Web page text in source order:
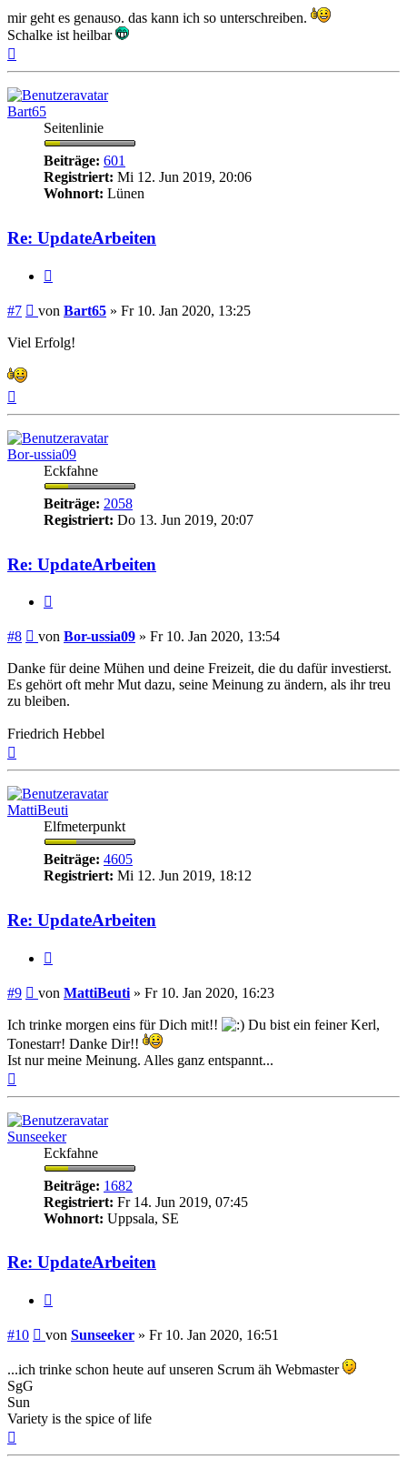
mir geht es genauso. das kann ich so unterschreiben.
Schalke ist heilbar
oben
Bart65
Seitenlinie
Beiträge: 601
Registriert: Mi 12. Jun 2019, 20:06
Wohnort: Lünen
Re: UpdateArbeiten
#7 Beitrag
von Bart65 » Fr 10. Jan 2020, 13:25
Viel Erfolg!
Bor-ussia09
Eckfahne
Beiträge: 2058
Registriert: Do 13. Jun 2019, 20:07
Re: UpdateArbeiten
#8 Beitrag
von Bor-ussia09 » Fr 10. Jan 2020, 13:54
Danke für deine Mühen und deine Freizeit, die du dafür investierst.
Es gehört oft mehr Mut dazu, seine Meinung zu ändern, als ihr treu
zu bleiben.
Friedrich Hebbel
MattiBeuti
Elfmeterpunkt
Beiträge: 4605
Registriert: Mi 12. Jun 2019, 18:12
Re: UpdateArbeiten
#9 Beitrag
von MattiBeuti » Fr 10. Jan 2020, 16:23
Ich trinke morgen eins für Dich mit!!
Du bist ein feiner Kerl,
Tonestarr! Danke Dir!!
Ist nur meine Meinung. Alles ganz entspannt...
Sunseeker
Eckfahne
Beiträge: 1682
Registriert: Fr 14. Jun 2019, 07:45
Wohnort: Uppsala, SE
Re: UpdateArbeiten
#10 Beitrag
von Sunseeker » Fr 10. Jan 2020, 16:51
...ich trinke schon heute auf unseren Scrum äh Webmaster
SgG
Sun
Variety is the spice of life